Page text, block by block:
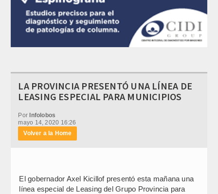
LA PROVINCIA PRESENTÓ UNA LÍNEA DE
LEASING ESPECIAL PARA MUNICIPIOS
PorInfolobos
mayo 14, 2020 16:26
Volver a la Home
El gobernador Axel Kicillof presentó esta mañana una
línea especial de Leasing del Grupo Provincia para